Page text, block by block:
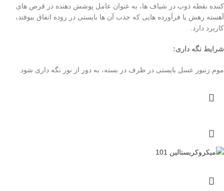
کننده نقطه ذوب در شیاف ها، به عنوان عامل پوشش دهنده در قرص های
آهسته رهش یا فرآورده هایی که جذب آن ها بایستی در روده اتفاق بیوفتد،
کاربرد دارد.
شرایط نگه داری:
موم زنبور عسل بایستی در ظرف در بسته، به دور از نور نگه داری شود.